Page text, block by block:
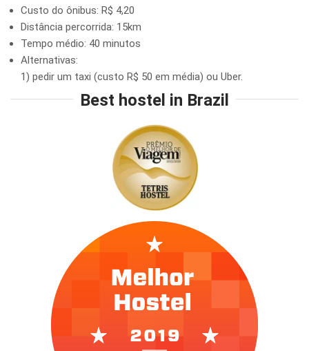
Custo do ônibus: R$ 4,20
Distância percorrida: 15km
Tempo médio: 40 minutos
Alternativas:
1) pedir um taxi (custo R$ 50 em média) ou Uber.
Best hostel in Brazil